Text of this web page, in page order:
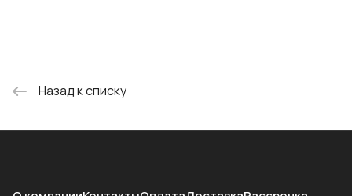
Назад к списку